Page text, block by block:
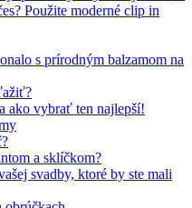
Použite moderné clip in
s prírodným balzamom na
ako vybrať ten najlepší!
a sklíčkom?
svadby, ktoré by ste mali